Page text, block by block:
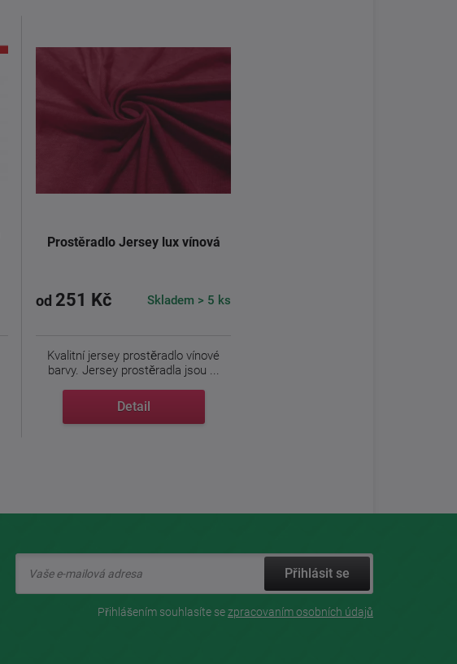
Prostěradlo Jersey lux vínová
od 251 Kč Skladem > 5 ks
Kvalitní jersey prostěradlo vínové
barvy. Jersey prostěradla jsou ...
Detail
Přihlásit se
Přihlášením souhlasíte sezpracovaním osobních údajů